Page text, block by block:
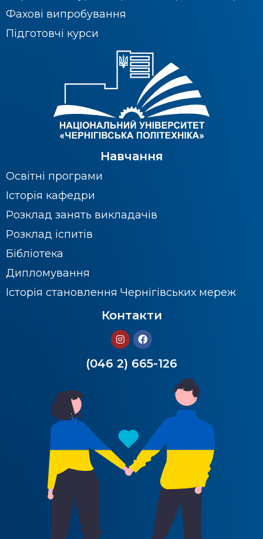
Фахові випробування
Підготовчі курси
Навчання
Освітні програми
Історія кафедри
Розклад занять викладачів
Розклад іспитів
Бібліотека
Дипломування
Історія становлення Чернігівських мереж
Контакти
(046 2) 665-126